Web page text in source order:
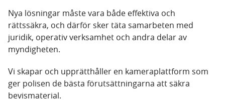
Nya lösningar måste vara både effektiva och
rättssäkra, och därför sker täta samarbeten med
juridik, operativ verksamhet och andra delar av
myndigheten.
Vi skapar och upprätthåller en kameraplattform som
ger polisen de bästa förutsättningarna att säkra
bevismaterial.